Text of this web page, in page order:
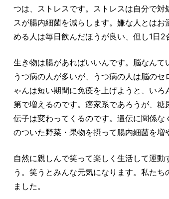
つは、ストレスです。ストレスは自分で
スが腸内細菌を減らします。嫌な人とは
める人は毎日飲んだほうが良い、但し1日2
生き物は腸があればいいんです。脳なん
うつ病の人が多いが、うつ病の人は脳の
ゃんは短い期間に免疫を上げようと、い
第で増えるのです。癌家系であろうが、
伝子は変わってくるのです。遺伝に関係
のついた野菜・果物を摂って腸内細菌を
自然に親しんで笑って楽しく生活して運
う。笑うとみんな元気になります。私た
ました。